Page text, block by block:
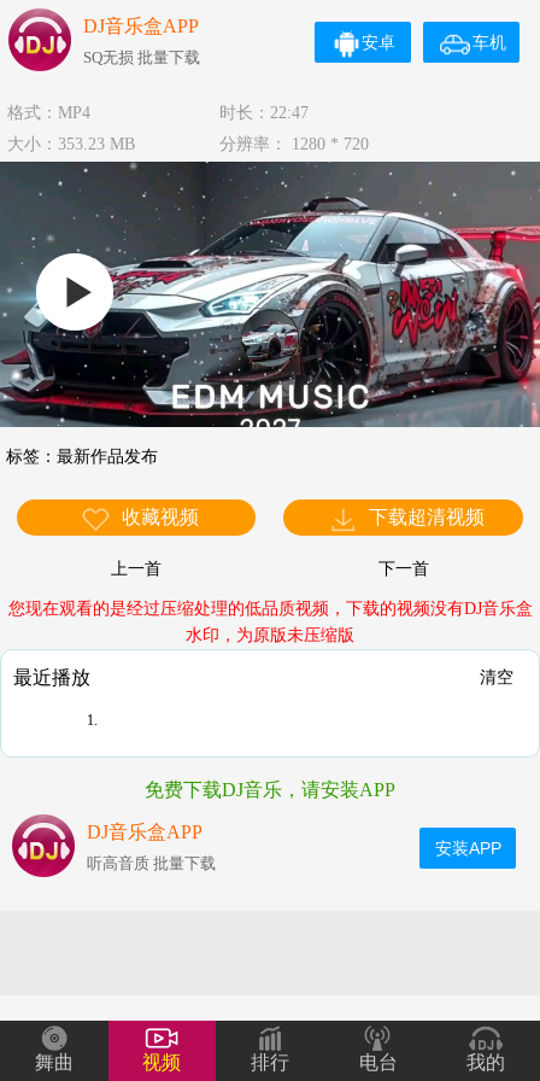
舞曲 视频 排行 电台 我的
DJ音乐盒APP
SQ无损 批量下载
车机
安卓
格式：MP4
时长：22:47
大小：353.23 MB
分辨率： 1280 * 720
标签： 最新作品发布
收藏视频 下载超清视频
上一首 下一首
您现在观看的是经过压缩处理的低品质视频，下载的视频没有DJ音乐盒
水印，为原版未压缩版
最近播放 清空
1.
免费下载DJ音乐，请安装APP
DJ音乐盒APP
听高音质 批量下载
安装APP